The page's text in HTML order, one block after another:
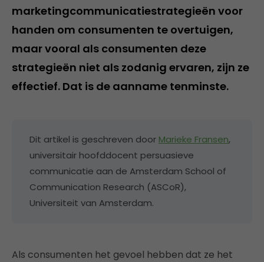
marketingcommunicatiestrategieën voor
handen om consumenten te overtuigen,
maar vooral als consumenten deze
strategieën niet als zodanig ervaren, zijn ze
effectief. Dat is de aanname tenminste. ​
Dit artikel is geschreven door Marieke Fransen,
universitair hoofddocent persuasieve
communicatie aan de Amsterdam School of
Communication Research (ASCoR),
Universiteit van Amsterdam.
Als consumenten het gevoel hebben dat ze het